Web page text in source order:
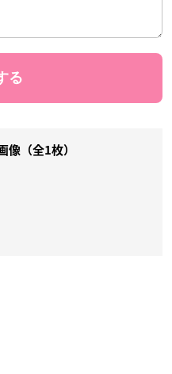
像（全1枚）